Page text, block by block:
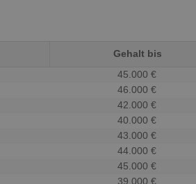
Gehalt bis
45.000 €
46.000 €
42.000 €
40.000 €
43.000 €
44.000 €
45.000 €
39.000 €